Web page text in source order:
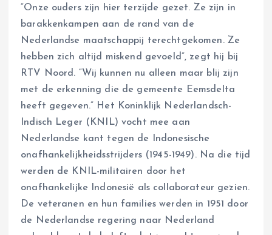
“Onze ouders zijn hier terzijde gezet. Ze zijn in
barakkenkampen aan de rand van de
Nederlandse maatschappij terechtgekomen. Ze
hebben zich altijd miskend gevoeld”, zegt hij bij
RTV Noord. “Wij kunnen nu alleen maar blij zijn
met de erkenning die de gemeente Eemsdelta
heeft gegeven.” Het Koninklijk Nederlandsch-
Indisch Leger (KNIL) vocht mee aan
Nederlandse kant tegen de Indonesische
onafhankelijkheidsstrijders (1945-1949). Na die tijd
werden de KNIL-militairen door het
onafhankelijke Indonesië als collaborateur gezien.
De veteranen en hun families werden in 1951 door
de Nederlandse regering naar Nederland